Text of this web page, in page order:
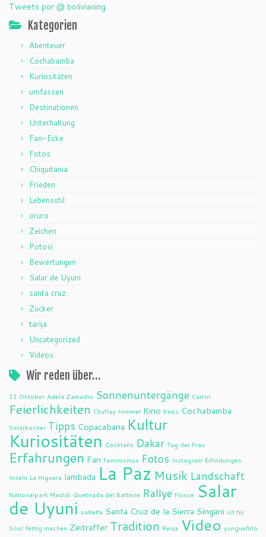
Tweets por @ bolivianing
Kategorien
Abenteuer
Cochabamba
Kuriositäten
umfassen
Destinationen
Unterhaltung
Fan-Ecke
Fotos
Chiquitania
Frieden
Lebensstil
oruro
Zeichen
Potosi
Bewertungen
Salar de Uyuni
santa cruz
Zucker
tarija
Uncategorized
Videos
Wir reden über…
11 Oktober Adela Zamudio Sonnenuntergänge Camiri
Feierlichkeiten Chuflay Himmel Kino Koks Cochabamba
Solarkocher Tipps Copacabana Kultur
Kuriositäten Cocktails Dakar Tag der Frau
Erfahrungen Fan Feminismus Fotos Instagram Erfindungen
Inseln La Higuera lambada La Paz Musik Landschaft
Nationalpark Madidi Quebrada del Batterie Rallye Flüsse Salar
de Uyuni salteña Santa Cruz de la Sierra Singani ist für
Sour fertig machen Zeitraffer Tradition Reise Video yungueñito